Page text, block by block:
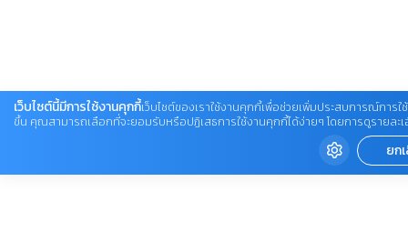
เว็บไซต์นี้มีการใช้งานคุกกี้เว็บไซต์ของเราใช้งานคุกกี้เพื่อช่วยเพิ่มประสบการณ์การใ
ขึ้น คุณสามารถเลือกที่จะยอมรับหรือปฏิเสธการใช้งานคุกกี้ได้ง่ายๆ โดยการดูรายละ
ยก